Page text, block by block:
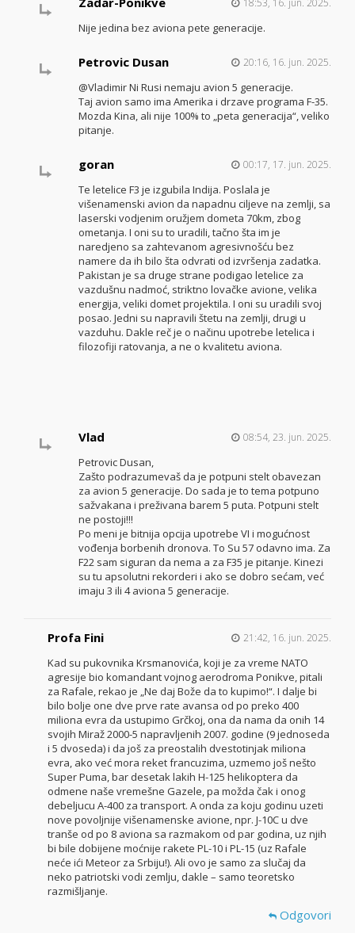
18:53, 16. jun. 2025.
Nije jedina bez aviona pete generacije.
Petrovic Dusan 20:16, 16. jun. 2025.
@Vladimir Ni Rusi nemaju avion 5 generacije.
Taj avion samo ima Amerika i drzave programa F-35.
Mozda Kina, ali nije 100% to „peta generacija“, veliko
pitanje.
goran 00:17, 17. jun. 2025.
Te letelice F3 je izgubila Indija. Poslala je
višenamenski avion da napadnu ciljeve na zemlji, sa
laserski vodjenim oružjem dometa 70km, zbog
ometanja. I oni su to uradili, tačno šta im je
naredjeno sa zahtevanom agresivnošću bez
namere da ih bilo šta odvrati od izvršenja zadatka.
Pakistan je sa druge strane podigao letelice za
vazdušnu nadmoć, striktno lovačke avione, velika
energija, veliki domet projektila. I oni su uradili svoj
posao. Jedni su napravili štetu na zemlji, drugi u
vazduhu. Dakle reč je o načinu upotrebe letelica i
filozofiji ratovanja, a ne o kvalitetu aviona.
Vlad 08:54, 23. jun. 2025.
Petrovic Dusan,
Zašto podrazumevaš da je potpuni stelt obavezan
za avion 5 generacije. Do sada je to tema potpuno
sažvakana i preživana barem 5 puta. Potpuni stelt
ne postoji!!!
Po meni je bitnija opcija upotrebe VI i mogućnost
vođenja borbenih dronova. To Su 57 odavno ima. Za
F22 sam siguran da nema a za F35 je pitanje. Kinezi
su tu apsolutni rekorderi i ako se dobro sećam, već
imaju 3 ili 4 aviona 5 generacije.
Profa Fini 21:42, 16. jun. 2025.
Kad su pukovnika Krsmanovića, koji je za vreme NATO
agresije bio komandant vojnog aerodroma Ponikve, pitali
za Rafale, rekao je „Ne daj Bože da to kupimo!“. I dalje bi
bilo bolje one dve prve rate avansa od po preko 400
miliona evra da ustupimo Grčkoj, ona da nama da onih 14
svojih Miraž 2000-5 napravljenih 2007. godine (9 jednoseda
i 5 dvoseda) i da još za preostalih dvestotinjak miliona
evra, ako već mora reket francuzima, uzmemo još nešto
Super Puma, bar desetak lakih H-125 helikoptera da
odmene naše vremešne Gazele, pa možda čak i onog
debeljucu A-400 za transport. A onda za koju godinu uzeti
nove povoljnije višenamenske avione, npr. J-10C u dve
tranše od po 8 aviona sa razmakom od par godina, uz njih
bi bile dobijene moćnije rakete PL-10 i PL-15 (uz Rafale
neće ići Meteor za Srbiju!). Ali ovo je samo za slučaj da
neko patriotski vodi zemlju, dakle – samo teoretsko
razmišljanje.
Odgovori